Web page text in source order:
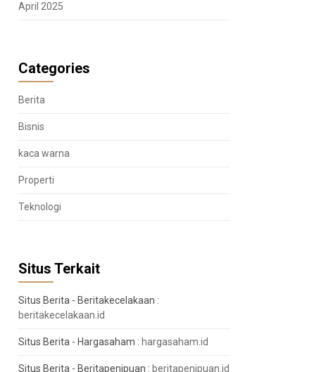
April 2025
Categories
Berita
Bisnis
kaca warna
Properti
Teknologi
Situs Terkait
Situs Berita - Beritakecelakaan :
beritakecelakaan.id
Situs Berita - Hargasaham : hargasaham.id
Situs Berita - Beritapenipuan : beritapenipuan.id